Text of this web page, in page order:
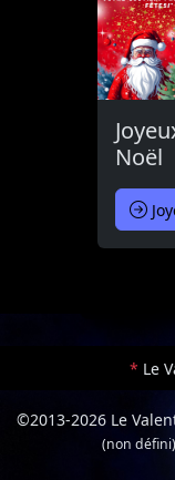
Noël
* Le
©2013-2026 Le
(non défini)